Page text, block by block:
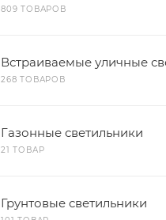
809 ТОВАРОВ
Встраиваемые уличные
268 ТОВАРОВ
Газонные светильники
21 ТОВАР
Грунтовые светильники